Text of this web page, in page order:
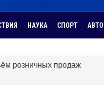
НАУКА СПОРТ АВТО
розничных продаж